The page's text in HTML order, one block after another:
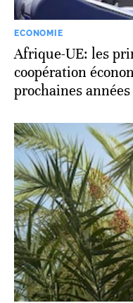
ECONOMIE
Afrique-UE: les
coopération
prochaines années